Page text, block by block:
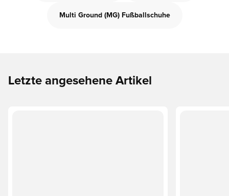
Multi Ground (MG) Fußballschuhe
Letzte angesehene Artikel